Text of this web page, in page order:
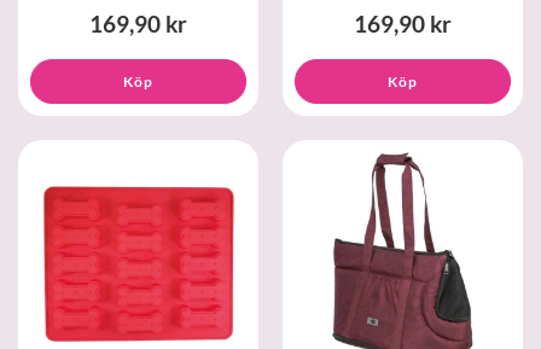
169,90 kr
Köp
169,90 kr
Köp